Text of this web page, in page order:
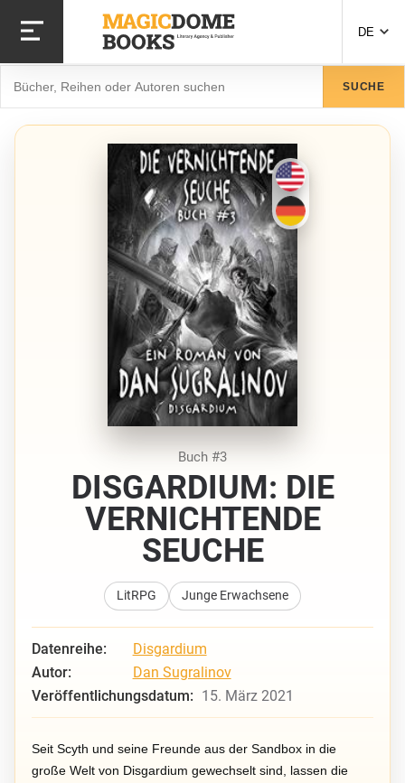
zum
Inhalt
DE
SUCHE
Buch #3
DISGARDIUM: DIE
VERNICHTENDE
SEUCHE
LitRPG Junge Erwachsene
Datenreihe:
Disgardium
Autor:
Dan Sugralinov
Veröffentlichungsdatum: 15. März 2021
Seit Scyth und seine Freunde aus der Sandbox in die
große Welt von Disgardium gewechselt sind, lassen die